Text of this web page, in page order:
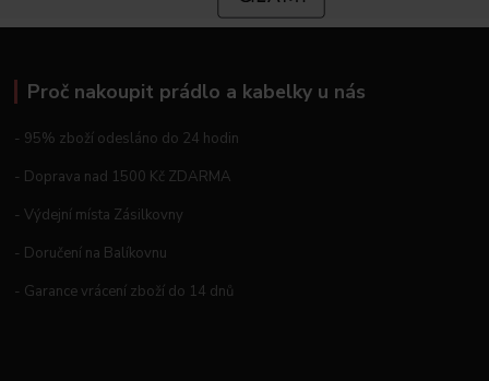
Proč nakoupit prádlo a kabelky u nás
- 95% zboží odesláno do 24 hodin
- Doprava nad 1500 Kč ZDARMA
- Výdejní místa Zásilkovny
- Doručení na Balíkovnu
- Garance vrácení zboží do 14 dnů